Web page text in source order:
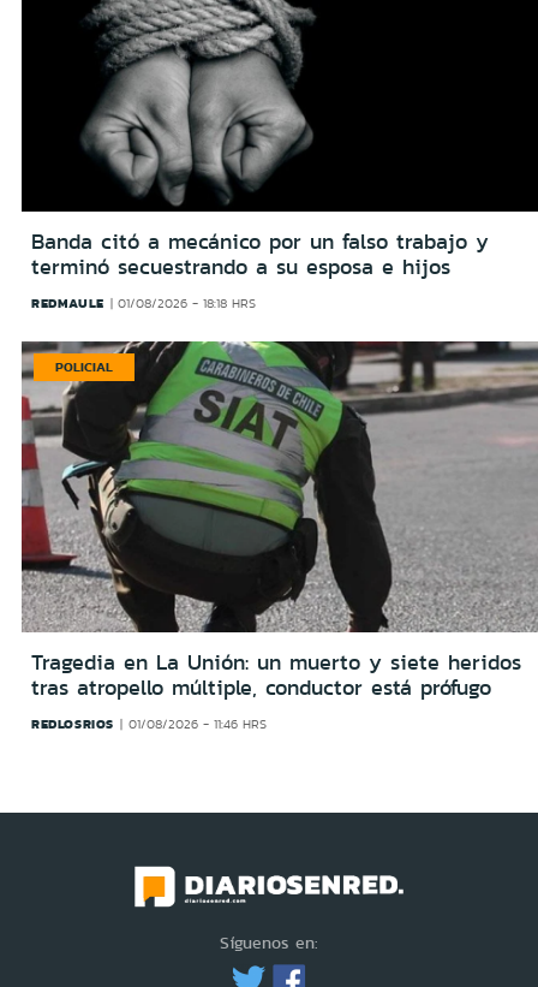
Banda citó a mecánico por un falso trabajo y
terminó secuestrando a su esposa e hijos
REDMAULE 01/08/2026 - 18:18 HRS
POLICIAL
Tragedia en La Unión: un muerto y siete heridos
tras atropello múltiple, conductor está prófugo
REDLOSRIOS 01/08/2026 - 11:46 HRS
Síguenos en: